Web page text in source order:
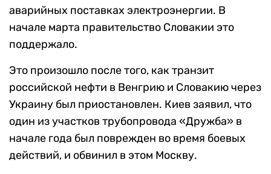
аварийных поставках электроэнергии. В
начале марта правительство Словакии это
поддержало.
Это произошло после того, как транзит
российской нефти в Венгрию и Словакию через
Украину был приостановлен. Киев заявил, что
один из участков трубопровода «Дружба» в
начале года был поврежден во время боевых
действий, и обвинил в этом Москву.